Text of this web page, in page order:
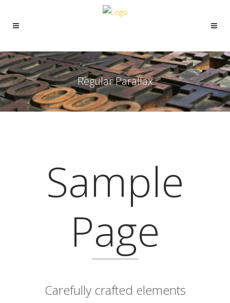
Regular Parallax
Sample
Page
Carefully crafted elements